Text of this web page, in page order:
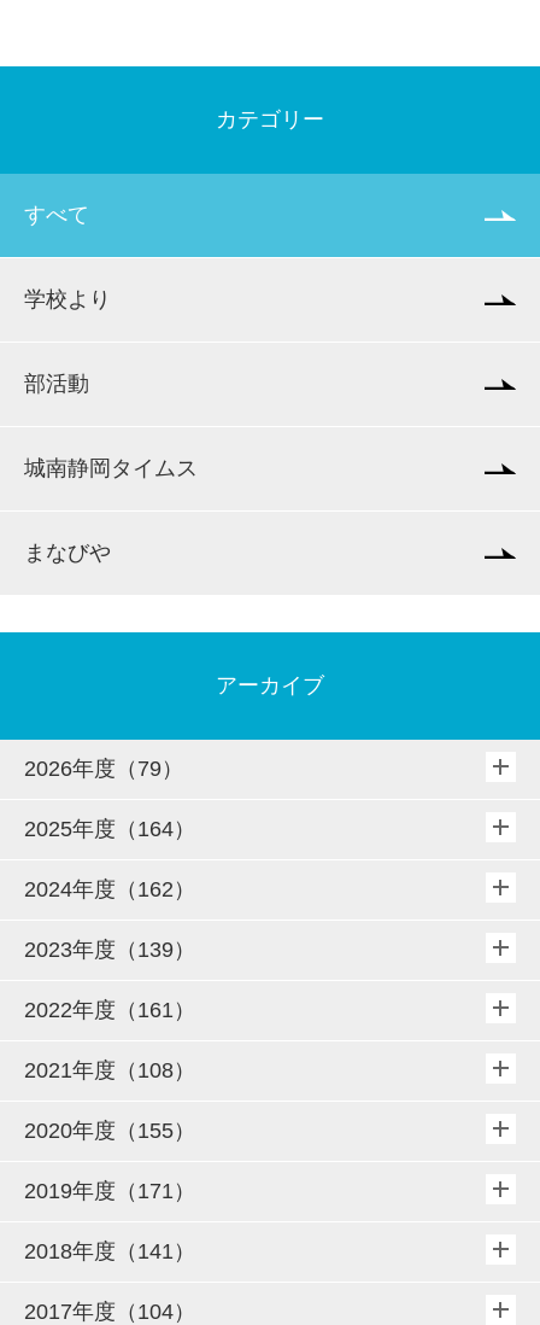
カテゴリー
すべて
学校より
部活動
城南静岡タイムス
まなびや
アーカイブ
2026年度（79）
2025年度（164）
2024年度（162）
2023年度（139）
2022年度（161）
2021年度（108）
2020年度（155）
2019年度（171）
2018年度（141）
2017年度（104）